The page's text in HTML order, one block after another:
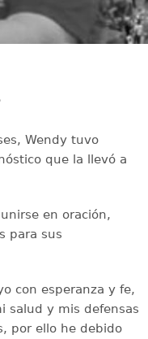
Wendy tuvo
que la llevó a
en oración,
para sus
con esperanza y fe,
salud y mis defensas
por ello he debido